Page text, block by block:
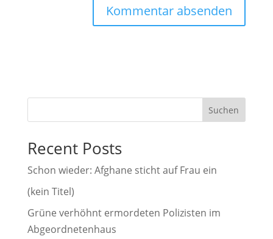
r
t
i
e
:
Suchen
Recent Posts
Schon wieder: Afghane sticht auf Frau ein
(kein Titel)
Grüne verhöhnt ermordeten Polizisten im
Abgeordnetenhaus